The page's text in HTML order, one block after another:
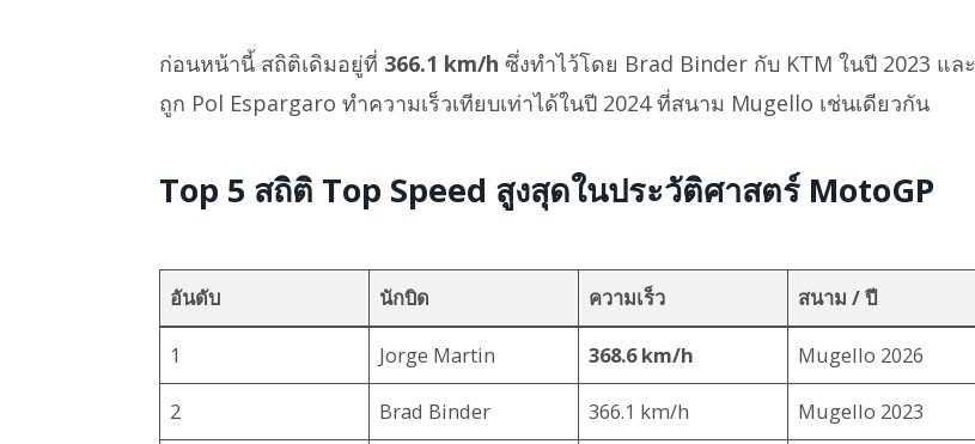
ก่อนหน้านี้ สถิติเดิมอยู่ที่ 366.1 km/h ซึ่งทำไว้โดย Brad Binder กับ KTM ในปี 2023 และ
ถูก Pol Espargaro ทำความเร็วเทียบเท่าได้ในปี 2024 ที่สนาม Mugello เช่นเดียวกัน
Top 5 สถิติ Top Speed สูงสุดในประวัติศาสตร์ MotoGP
อันดับ นักบิด ความเร็ว สนาม / ปี
1 Jorge Martin 368.6 km/h Mugello 2026
2 Brad Binder 366.1 km/h Mugello 2023